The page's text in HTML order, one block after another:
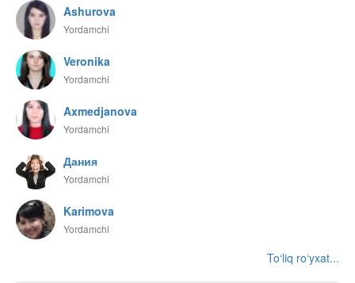
Ashurova
Yordamchi
Veronika
Yordamchi
Axmedjanova
Yordamchi
Дания
Yordamchi
Karimova
Yordamchi
To‘liq ro‘yxat...